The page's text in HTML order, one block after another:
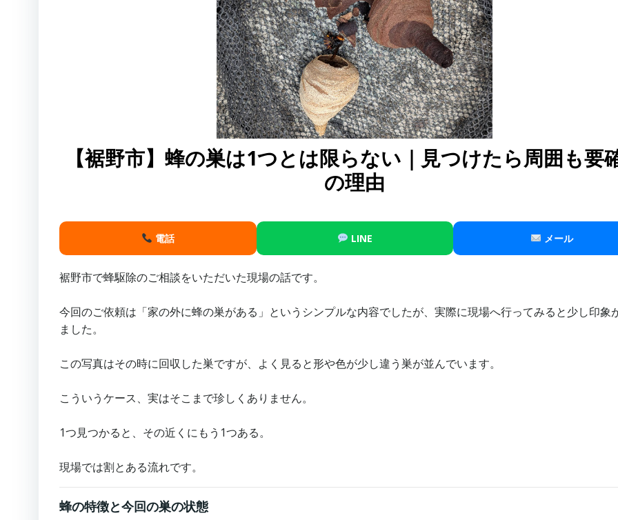
【裾野市】蜂の巣は1つとは限らない｜見つけたら周囲も要
の理由
電話 LINE メール
裾野市で蜂駆除のご相談をいただいた現場の話です。
今回のご依頼は「家の外に蜂の巣がある」というシンプルな内容でしたが、実際に現場へ行ってみると少し印象
ました。
この写真はその時に回収した巣ですが、よく見ると形や色が少し違う巣が並んでいます。
こういうケース、実はそこまで珍しくありません。
1つ見つかると、その近くにもう1つある。
現場では割とある流れです。
蜂の特徴と今回の巣の状態